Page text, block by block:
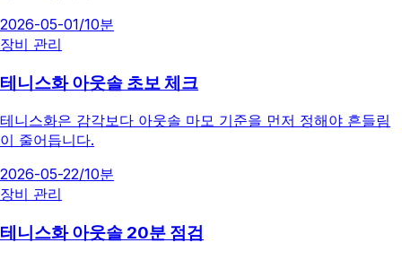
2026-05-01/10분
장비 관리
테니스화 아웃솔 초보 체크
테니스화은 감각보다 아웃솔 마모 기준을 먼저 정해야 흔들림
이 줄어듭니다.
2026-05-22/10분
장비 관리
테니스화 아웃솔 20분 점검